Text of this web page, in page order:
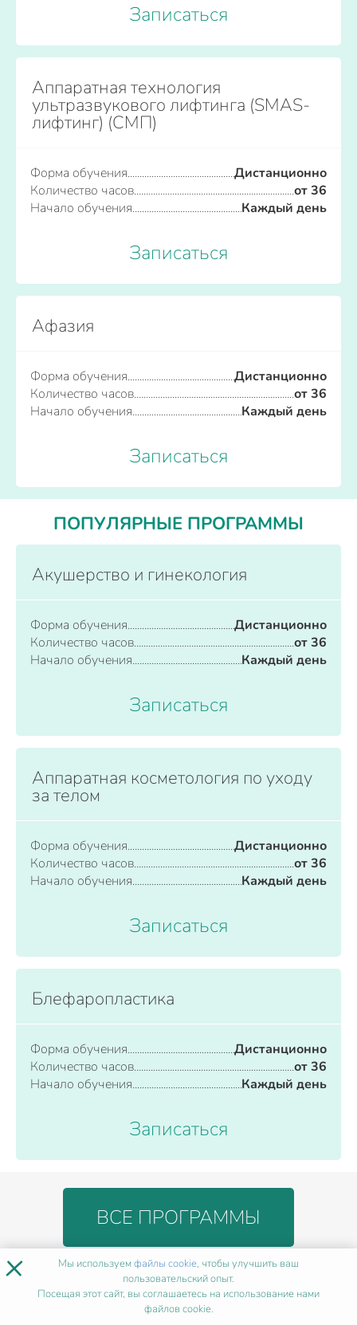
Записаться
Аппаратная технология
ультразвукового лифтинга (SMAS-
лифтинг) (СМП)
Форма обучения
Дистанционно
Количество часов
от 36
Начало обучения
Каждый день
Записаться
Афазия
Форма обучения
Дистанционно
Количество часов
от 36
Начало обучения
Каждый день
Записаться
ПОПУЛЯРНЫЕ ПРОГРАММЫ
Акушерство и гинекология
Форма обучения
Дистанционно
Количество часов
от 36
Начало обучения
Каждый день
Записаться
Аппаратная косметология по уходу
за телом
Форма обучения
Дистанционно
Количество часов
от 36
Начало обучения
Каждый день
Записаться
Блефаропластика
Форма обучения
Дистанционно
Количество часов
от 36
Начало обучения
Каждый день
Записаться
ВСЕ ПРОГРАММЫ
БЛАГОДАРЯ КУРСУВЫ
ДОСТИГНИТЕ РЕЗУЛЬТАТА
× Мы используемфайлы cookie, чтобы улучшить ваш
пользовательский опыт.
Посещая этот сайт, вы соглашаетесь на использование нами
файлов cookie.